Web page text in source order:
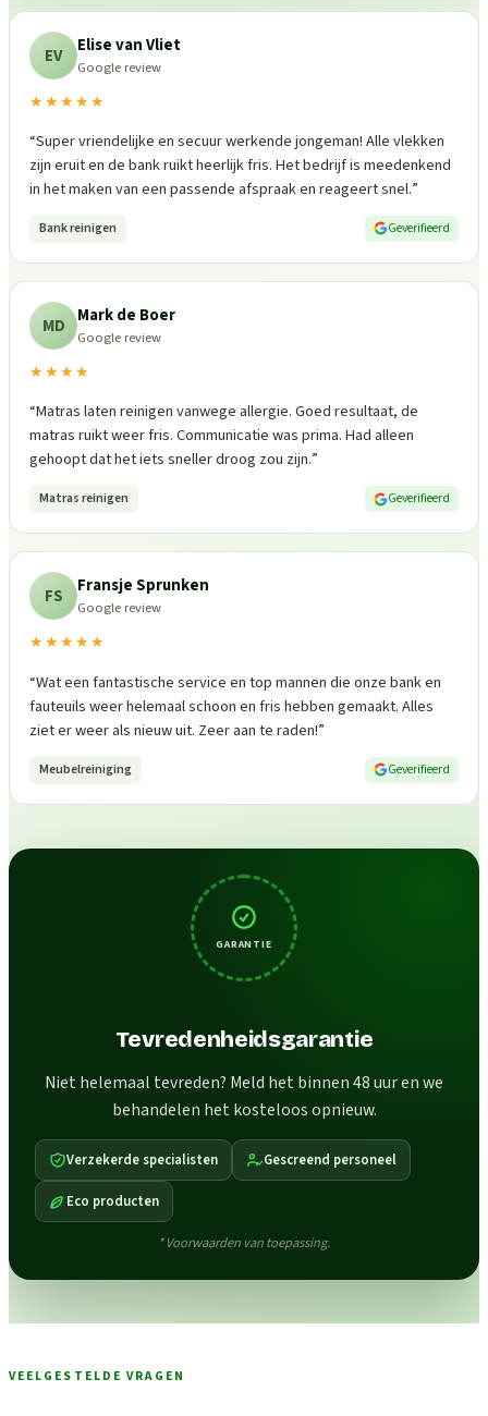
EV Elise van Vliet
Google review
★★★★★
“Super vriendelijke en secuur werkende jongeman! Alle vlekken
zijn eruit en de bank ruikt heerlijk fris. Het bedrijf is meedenkend
in het maken van een passende afspraak en reageert snel.”
Bank reinigen Geverifieerd
MD Mark de Boer
Google review
★★★★
“Matras laten reinigen vanwege allergie. Goed resultaat, de
matras ruikt weer fris. Communicatie was prima. Had alleen
gehoopt dat het iets sneller droog zou zijn.”
Matras reinigen Geverifieerd
FS Fransje Sprunken
Google review
★★★★★
“Wat een fantastische service en top mannen die onze bank en
fauteuils weer helemaal schoon en fris hebben gemaakt. Alles
ziet er weer als nieuw uit. Zeer aan te raden!”
Meubelreiniging Geverifieerd
GARANTIE
Tevredenheidsgarantie
Niet helemaal tevreden? Meld het binnen 48 uur en we
behandelen het kosteloos opnieuw.
Verzekerde specialisten Gescreend personeel
Eco producten
* Voorwaarden van toepassing.
VEELGESTELDE VRAGEN